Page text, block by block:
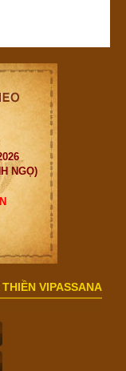
NGỌ)
THIỀN VIPASSANA